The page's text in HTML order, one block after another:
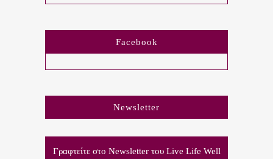
Facebook
Newsletter
Γραφτείτε στο Newsletter του Live Life Well